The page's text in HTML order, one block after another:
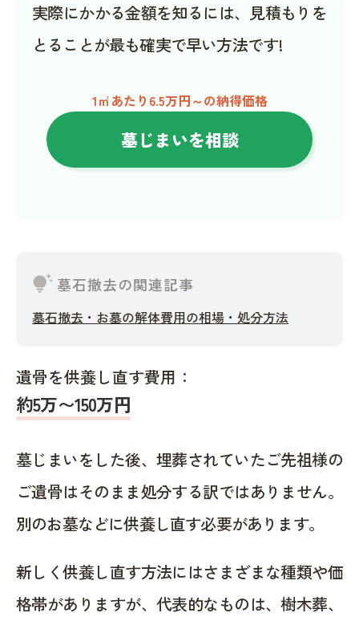
実際にかかる金額を知るには、見積もりを
とることが最も確実で早い方法です!
1㎡あたり6.5万円～の納得価格
墓じまいを相談
tips_and_updates墓石撤去の関連記事
墓石撤去・お墓の解体費用の相場・処分方法
遺骨を供養し直す費用：
約5万〜150万円
墓じまいをした後、埋葬されていたご先祖様の
ご遺骨はそのまま処分する訳ではありません。
別のお墓などに供養し直す必要があります。
新しく供養し直す方法にはさまざまな種類や価
格帯がありますが、代表的なものは、樹木葬、